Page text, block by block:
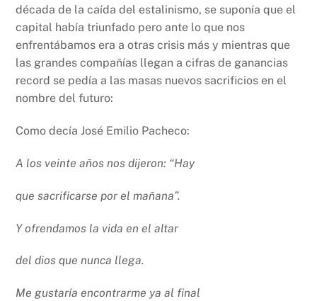
década de la caída del estalinismo, se suponía que el
capital había triunfado pero ante lo que nos
enfrentábamos era a otras crisis más y mientras que
las grandes compañías llegan a cifras de ganancias
record se pedía a las masas nuevos sacrificios en el
nombre del futuro:
Como decía José Emilio Pacheco:
A los veinte años nos dijeron: “Hay
que sacrificarse por el mañana”.
Y ofrendamos la vida en el altar
del dios que nunca llega.
Me gustaría encontrarme ya al final